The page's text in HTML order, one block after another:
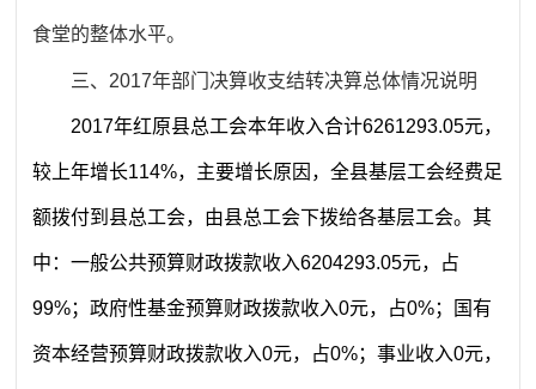
食堂的整体水平。
三、2017年部门决算收支结转决算总体情况说明
2017年红原县总工会本年收入合计6261293.05元，
较上年增长114%，主要增长原因，全县基层工会经费足
额拨付到县总工会，由县总工会下拨给各基层工会。其
中：一般公共预算财政拨款收入6204293.05元，占
99%；政府性基金预算财政拨款收入0元，占0%；国有
资本经营预算财政拨款收入0元，占0%；事业收入0元，